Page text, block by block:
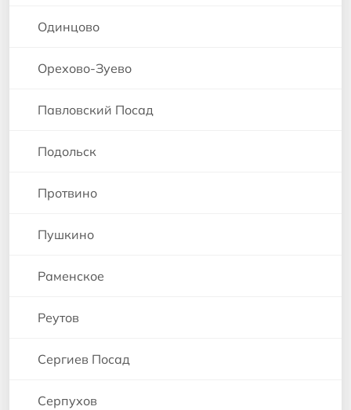
Одинцово
Орехово-Зуево
Павловский Посад
Подольск
Протвино
Пушкино
Раменское
Реутов
Сергиев Посад
Серпухов